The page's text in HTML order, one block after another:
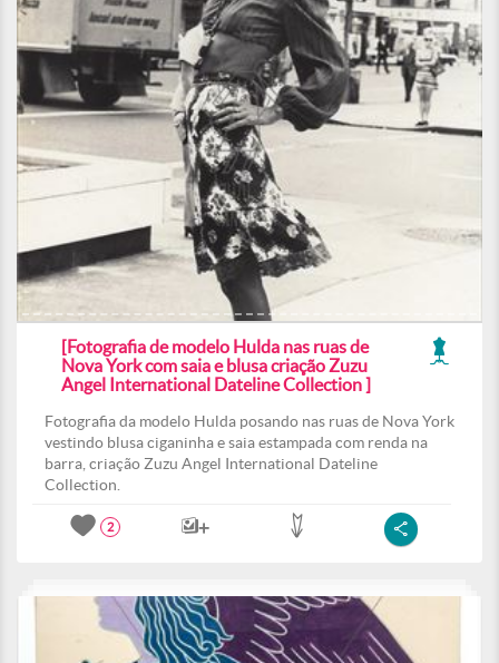
[Fotografia de modelo Hulda nas ruas de
Nova York com saia e blusa criação Zuzu
Angel International Dateline Collection ]
Fotografia da modelo Hulda posando nas ruas de Nova York
vestindo blusa ciganinha e saia estampada com renda na
barra, criação Zuzu Angel International Dateline
Collection.
2